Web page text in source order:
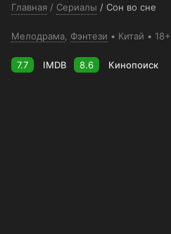
Главная / Сериалы / Сон во сне
Мелодрама Фэнтези Китай 18+
7.7 IMDB 8.6 Кинопоиск